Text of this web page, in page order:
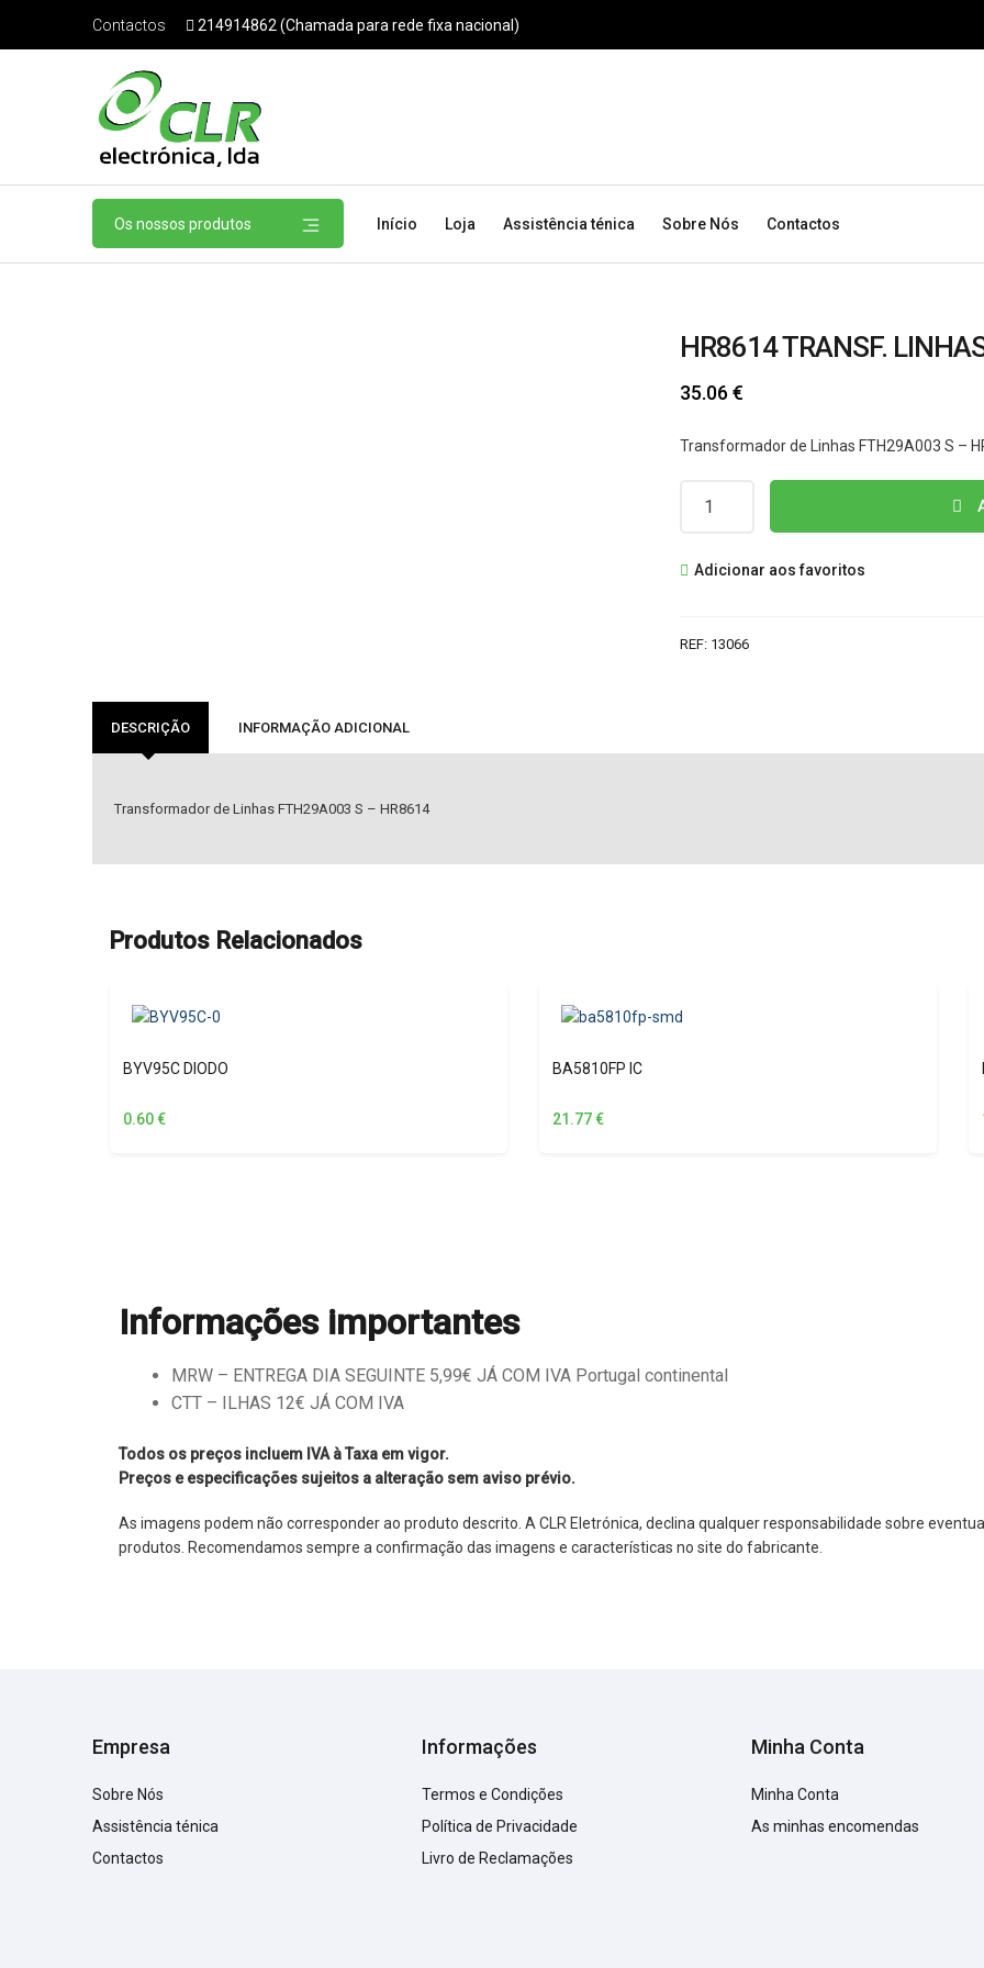
Contactos 214914862 (Chamada para rede fixa nacional)
Os nossos produtos Início Loja Assistência ténica Sobre Nós Contactos
HR8614 TRANSF.
35.06€
Transformador de Linhas FTH29A003 S –
TRANSF.
Adicionar aos favoritos
REF: 13066
DESCRIÇÃO INFORMAÇÃO ADICIONAL
Transformador de Linhas FTH29A003 S – HR8614
Produtos Relacionados
BYV95C DIODO
0.60€
BA5810FP IC
21.77€
Informações importantes
MRW – ENTREGA DIA SEGUINTE 5,99€ JÁ COM IVA Portugal continental
CTT – ILHAS 12€ JÁ COM IVA
Todos os preços incluem IVA à Taxa em vigor.
Preços e especificações sujeitos a alteração sem aviso prévio.
As imagens podem não corresponder ao produto descrito. A CLR Eletrónica, declina qualquer responsabilidade sobre
produtos. Recomendamos sempre a confirmação das imagens e características no site do fabricante.
Empresa
Sobre Nós
Assistência ténica
Contactos
Informações
Termos e Condições
Política de Privacidade
Livro de Reclamações
Minha Conta
Minha Conta
As minhas encomendas